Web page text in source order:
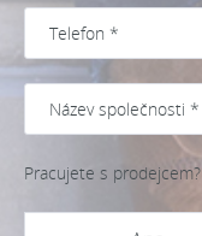
Pracujete s prodejcem?